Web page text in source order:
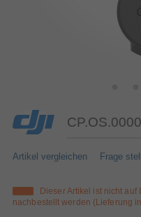
Artikel vergleichen Frage
Dieser Artikel ist nicht auf
nachbestellt werden (Lieferung